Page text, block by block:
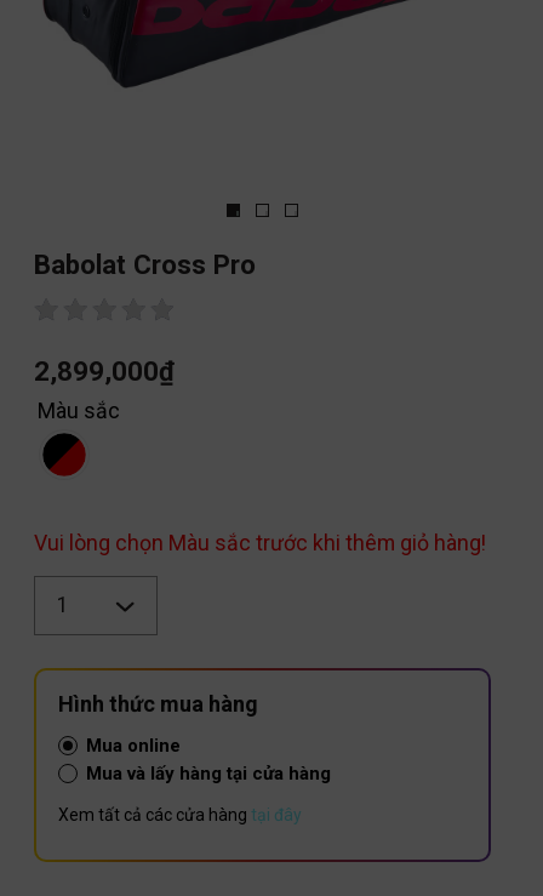
Babolat Cross Pro
2,899,000₫
Màu sắc
Vui lòng chọn Màu sắc trước khi thêm giỏ hàng!
lượng
Hình thức mua hàng
Mua online
Mua và lấy hàng tại cửa hàng
Xem tất cả các cửa hàng tại đây